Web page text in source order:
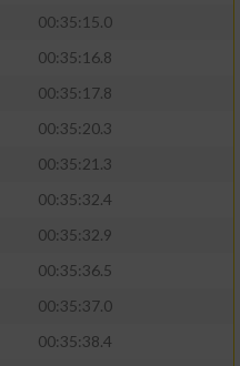
00:35:15.0
00:35:16.8
00:35:17.8
00:35:20.3
00:35:21.3
00:35:32.4
00:35:32.9
00:35:36.5
00:35:37.0
00:35:38.4